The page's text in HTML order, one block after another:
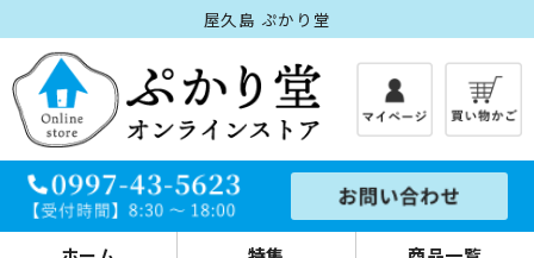
屋久島 ぷかり堂